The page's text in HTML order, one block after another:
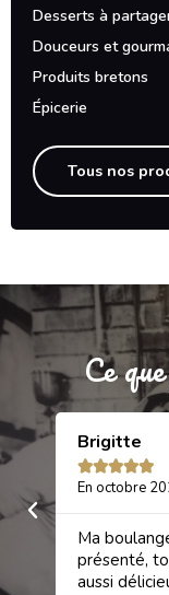
Desserts à
Douceurs et
Produits bretons
Épicerie
Tous nos
Ce
Brigitte

En octobre
Ma
présenté,
aussi